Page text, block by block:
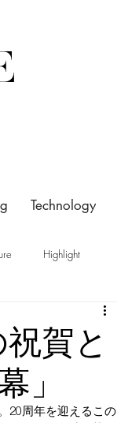
Technology
Highlight
賀と
」
20周年を迎えるこの